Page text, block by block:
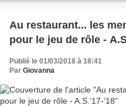
Au restaurant... les
pour le jeu de rôle -
Publié le 01/03/2018 à 18:41
Par Giovanna